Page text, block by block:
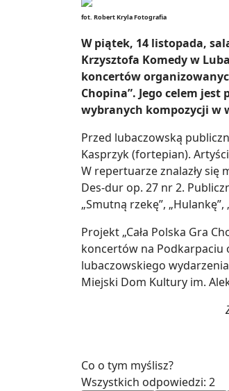
fot. Robert Kryla Fotografia
W piątek, 14 listopada,
Krzysztofa Komedy w
koncertów
Chopina”. Jego celem
wybranych kompozycji w
Przed lubaczowską
Kasprzyk (fortepian).
W repertuarze znalazły się
Des-dur op. 27 nr 2.
„Smutną rzekę”, „Hulankę”,
Projekt „Cała Polska Gra
koncertów na
lubaczowskiego
Miejski Dom Kultury im.
Co o tym myślisz?
Wszystkich odpowiedzi: 2